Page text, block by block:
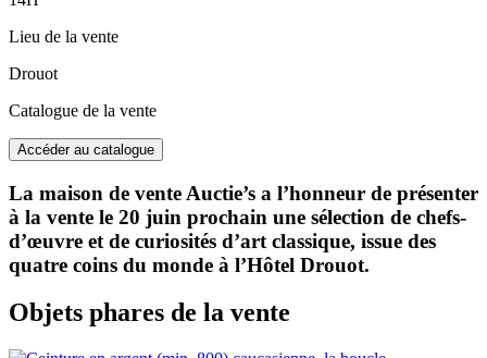
Lieu de la vente
Drouot
Catalogue de la vente
Accéder au catalogue
La maison de vente Auctie’s a l’honneur de présenter
à la vente le 20 juin prochain une sélection de chefs-
d’œuvre et de curiosités d’art classique, issue des
quatre coins du monde à l’Hôtel Drouot.
Objets phares de la vente